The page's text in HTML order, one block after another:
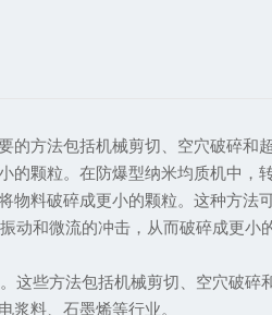
方法包括机械剪切、空穴破碎和
颗粒。在防爆型纳米均质机中，
料破碎成更小的颗粒。这种方法
和微流的冲击，从而破碎成更
些方法包括机械剪切、空穴破
浆料、石墨烯等行业。